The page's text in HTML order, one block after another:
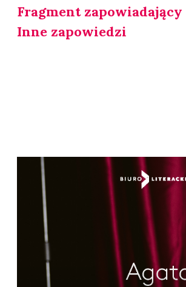
Frag­ment zapo­wia­da­ją­cy
Inne zapo­wie­dzi